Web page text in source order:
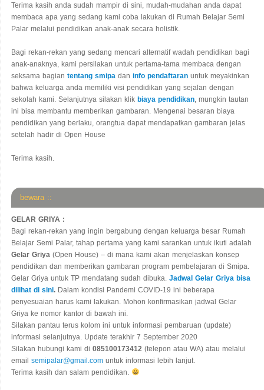
Terima kasih anda sudah mampir di sini, mudah-mudahan anda dapat
membaca apa yang sedang kami coba lakukan di Rumah Belajar Semi
Palar melalui pendidikan anak-anak secara holistik.
Bagi rekan-rekan yang sedang mencari alternatif wadah pendidikan bagi
anak-anaknya, kami persilakan untuk pertama-tama membaca dengan
seksama bagian tentang smipa dan info pendaftaran untuk meyakinkan
bahwa keluarga anda memiliki visi pendidikan yang sejalan dengan
sekolah kami. Selanjutnya silakan klik biaya pendidikan, mungkin tautan
ini bisa membantu memberikan gambaran. Mengenai besaran biaya
pendidikan yang berlaku, orangtua dapat mendapatkan gambaran jelas
setelah hadir di Open House
Terima kasih.
bewara ::
GELAR GRIYA :
Bagi rekan-rekan yang ingin bergabung dengan keluarga besar Rumah
Belajar Semi Palar, tahap pertama yang kami sarankan untuk ikuti adalah
Gelar Griya (Open House) – di mana kami akan menjelaskan konsep
pendidikan dan memberikan gambaran program pembelajaran di Smipa.
Gelar Griya untuk TP mendatang sudah dibuka. Jadwal Gelar Griya bisa
dilihat di sini. Dalam kondisi Pandemi COVID-19 ini beberapa
penyesuaian harus kami lakukan. Mohon konfirmasikan jadwal Gelar
Griya ke nomor kantor di bawah ini.
Silakan pantau terus kolom ini untuk informasi pembaruan (update)
informasi selanjutnya. Update terakhir 7 September 2020
Silakan hubungi kami di 085100173412 (telepon atau WA) atau melalui
email semipalar@gmail.com untuk informasi lebih lanjut.
Terima kasih dan salam pendidikan.